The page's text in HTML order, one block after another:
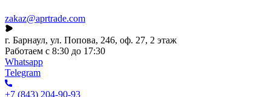
zakaz@aprtrade.com
г. Барнаул, ул. Попова, 246, оф. 27, 2 этаж
Работаем с 8:30 до 17:30
Whatsapp
Telegram
+7 (843) 204-90-93